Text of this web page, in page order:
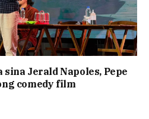
sina Jerald Napoles, Pepe
comedy film